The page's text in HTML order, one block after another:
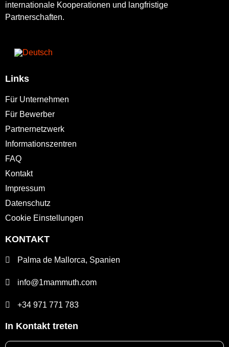
internationale Kooperationen und langfristige
Partnerschaften.
Links
Für Unternehmen
Für Bewerber
Partnernetzwerk
Informationszentren
FAQ
Kontakt
Impressum
Datenschutz
Cookie Einstellungen
KONTAKT
Palma de Mallorca, Spanien
info@1mammuth.com
+34 971 771 783
In Kontakt treten